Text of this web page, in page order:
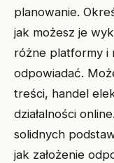
planowanie.
jak możesz je
różne platformy i
odpowiadać.
treści, handel
działalności
solidnych
jak założenie